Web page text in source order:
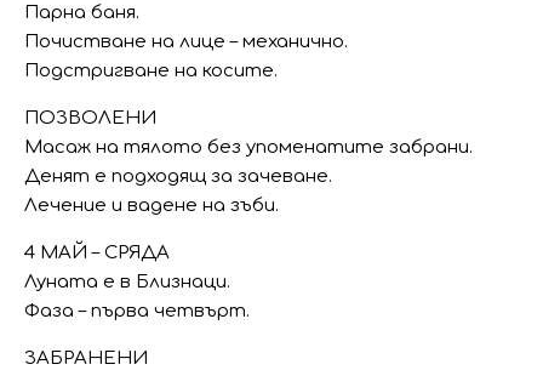
Парна баня.
Почистване на лице – механично.
Подстригване на косите.
ПОЗВОЛЕНИ
Масаж на тялото без упоменатите забрани.
Денят е подходящ за зачеване.
Лечение и вадене на зъби.
4 МАЙ – СРЯДА
Луната е в Близнаци.
Фаза – първа четвърт.
ЗАБРАНЕНИ